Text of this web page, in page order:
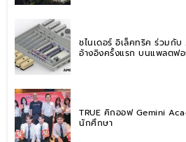
ชไนเดอร์ อิเล็คทริค ร่วมกั
อ้างอิงครั้งแรก บนแพลตฟอ
TRUE คิกออฟ Gemini
นักศึกษา